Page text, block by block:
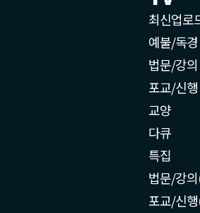
최신업로
예불/독경
법문/강의
포교/신행
교양
다큐
특집
법문/강
포교/신